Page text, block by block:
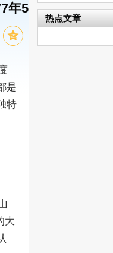
年5
是
特
大
热点文章